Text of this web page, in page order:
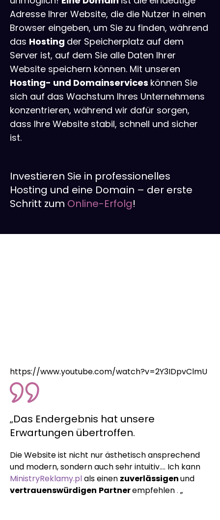
Adresse Ihrer Website, die die Nutzer in einen
Browser eingeben, um Sie zu finden, während
das Hosting der Speicherplatz auf dem
Server ist, auf dem Sie alle Daten Ihrer
Website speichern können. Mit unseren
Hosting- und Domainservices können Sie
sich auf das Wachstum Ihres Unternehmens
konzentrieren, während wir dafür sorgen,
dass Ihre Website stabil, schnell und sicher
ist.
Investieren Sie in professionelles
Hosting und eine Domain – der erste
Schritt zum Online-Erfolg!
https://www.youtube.com/watch?v=2Y3IDpvClmU
„Das Endergebnis hat unsere
Erwartungen übertroffen.
Die Website ist nicht nur ästhetisch ansprechend
und modern, sondern auch sehr intuitiv…. Ich kann
MinistryReklamy.plals einen zuverlässigenund
vertrauenswürdigen Partnerempfehlen. „